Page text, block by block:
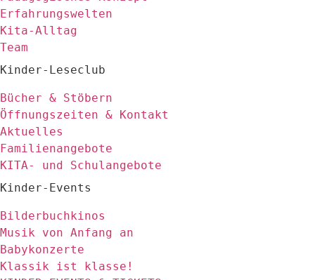
Erfahrungswelten
Kita-Alltag
Team
Kinder-Leseclub
Bücher & Stöbern
Öffnungszeiten & Kontakt
Aktuelles
Familienangebote
KITA- und Schulangebote
Kinder-Events
Bilderbuchkinos
Musik von Anfang an
Babykonzerte
Klassik ist klasse!